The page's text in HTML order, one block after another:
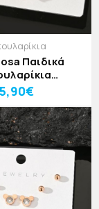
Παιδικά
3 Σετάκια
Με Μαύρο
5,90€